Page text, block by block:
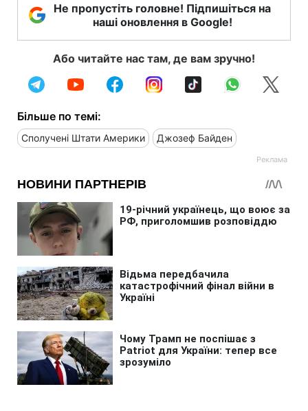
Не пропустіть головне! Підпишіться на
наші оновлення в Google!
Або читайте нас там, де вам зручно!
Більше по темі:
Сполучені Штати Америки Джозеф Байден